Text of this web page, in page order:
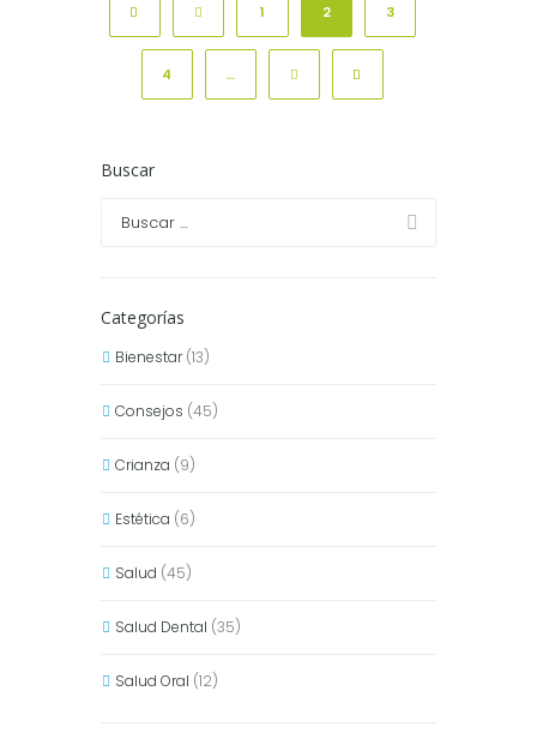
1 2 3
4 …
Buscar
Categorías
Bienestar(13)
Consejos (45)
Crianza (9)
Estética (6)
Salud (45)
Salud Dental (35)
Salud Oral (12)